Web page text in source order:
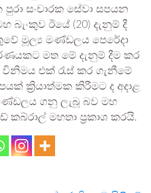
සංචාරක සේවා සපයන
බැංකුව ඊයේ (20) දැනුම් දී
මූල්‍ය මණ්ඩලය පෙරේදා
මත මේ දැනුම් දීම කර
එක් රැස් කර ගැනීමේ
ක්‍රියාත්මක කිරීමට ද අදාළ
ගනු ලැබූ බව මහ
කබ්රාල් මහතා ප්‍රකාශ කරයි.